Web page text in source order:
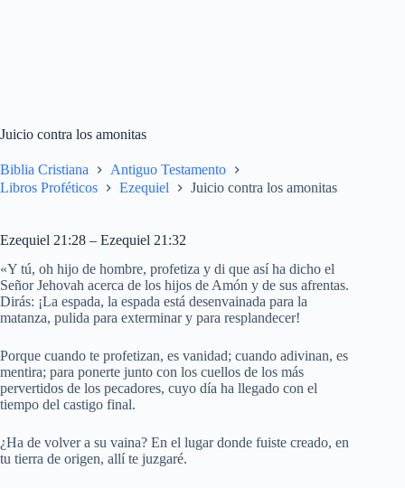
Juicio contra los amonitas
Biblia Cristiana
Antiguo Testamento
Libros Proféticos
Ezequiel Juicio contra los amonitas
Ezequiel 21:28 – Ezequiel 21:32
«Y tú, oh hijo de hombre, profetiza y di que así ha dicho el
Señor Jehovah acerca de los hijos de Amón y de sus afrentas.
Dirás: ¡La espada, la espada está desenvainada para la
matanza, pulida para exterminar y para resplandecer!
Porque cuando te profetizan, es vanidad; cuando adivinan, es
mentira; para ponerte junto con los cuellos de los más
pervertidos de los pecadores, cuyo día ha llegado con el
tiempo del castigo final.
¿Ha de volver a su vaina? En el lugar donde fuiste creado, en
tu tierra de origen, allí te juzgaré.